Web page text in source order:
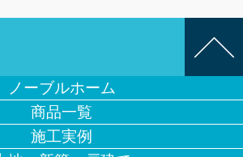
ノーブルホーム
商品一覧
施工実例